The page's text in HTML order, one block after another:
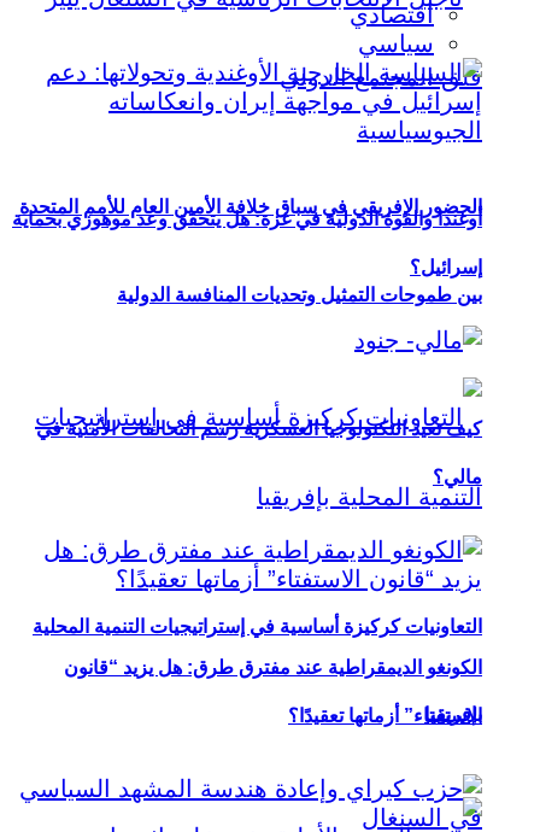
الحضور الإفريقي في سباق خلافة الأمين العام للأمم المتحدة
بين طموحات التمثيل وتحديات المنافسة الدولية
التعاونيات كركيزة أساسية في إستراتيجيات التنمية المحلية
بإفريقيا
اقتصادي
سياسي
أوغندا والقوة الدولية في غزة: هل يتحقق وعد موهوزي بحماية
إسرائيل؟
كيف تعيد التكنولوجيا العسكرية رسم التحالفات الأمنية في
مالي؟
الكونغو الديمقراطية عند مفترق طرق: هل يزيد “قانون
الاستفتاء” أزماتها تعقيدًا؟